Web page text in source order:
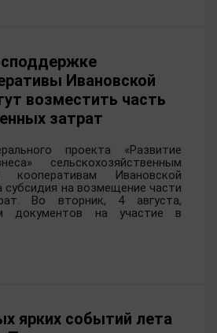
Ивановской
возместить часть
затрат
проекта «Развитие
сельскохозяйственным
кооперативам Ивановской
субсидия на возмещение части
Во вторник, 4 августа,
документов на участие в
ярких событий лета